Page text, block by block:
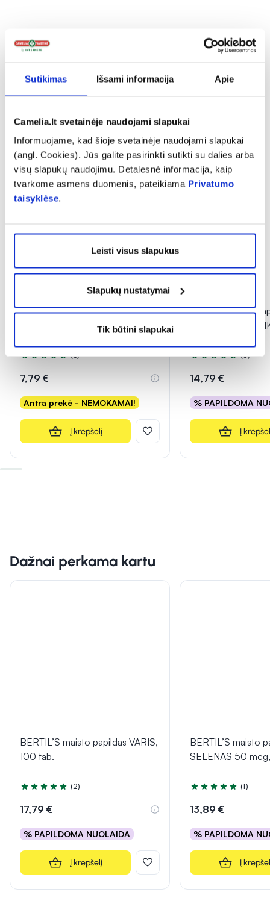
Sutikimas Išsami informacija Apie
Camelia.lt svetainėje naudojami slapukai
Informuojame, kad šioje svetainėje naudojami slapukai
(angl. Cookies). Jūs galite pasirinkti sutikti su dalies arba
visų slapukų naudojimu. Detalesnė informacija, kaip
tvarkome asmens duomenis, pateikiama Privatumo
taisyklėse.
Leisti visus slapukus
Slapukų nustatymai
Tik būtini slapukai
Atsiliepimai (2) expand_more
Panašios prekės
VIVAVIT maisto papildas CINKAS
Įvertinimas 5.0 iš 5
(3)
7,79 €
Antra prekė - NEMOKAMAI!
Į krepšelį
ECOSH maisto
BIOAKTYVUS
Įvertinimas 5.0 iš 5
(5)
14,79 €
% PAPILDOMA
Į
Dažnai perkama kartu
BERTIL’S maisto papildas VARIS,
100 tab.
Įvertinimas 5.0 iš 5
(2)
17,79 €
% PAPILDOMA NUOLAIDA
Į krepšelį
BERTIL’S maisto
SELENAS 50
Įvertinimas 5.0 iš 5
(1)
13,89 €
% PAPILDOMA
Į